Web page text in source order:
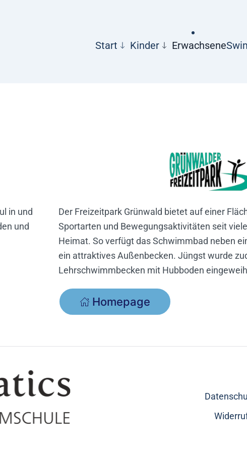
Start Kinder Erwachsene
in und
und
Der Freizeitpark Grünwald bietet auf einer
Sportarten und Bewegungsaktivitäten seit
Heimat. So verfügt das Schwimmbad neben
ein attraktives Außenbecken. Jüngst wurde
Lehrschwimmbecken mit Hubboden
Homepage